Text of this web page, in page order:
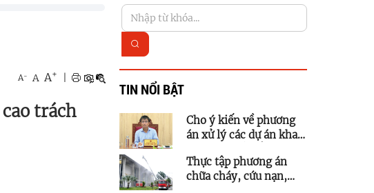
A- A A+
trách
TIN NỔI BẬT
Cho ý kiến về phương
án xử lý các dự án khai
triển kết cấu hạ tầng
trên địa bàn phía Tây
Thực tập phương án
chữa cháy, cứu nạn,